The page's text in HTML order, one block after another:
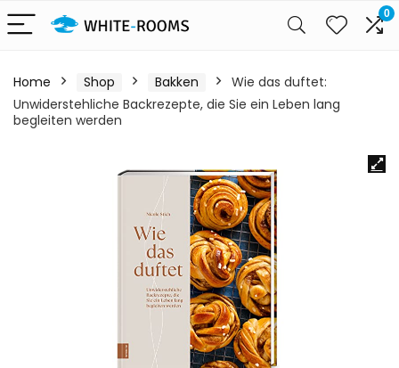
0
Home Shop Bakken
Wie das duftet:
Unwiderstehliche Backrezepte, die Sie ein Leben lang
begleiten werden